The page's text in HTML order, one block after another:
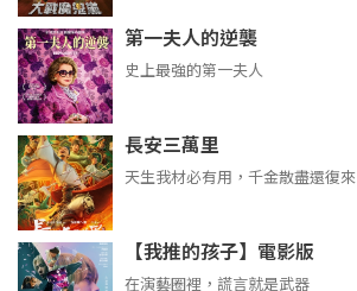
第一夫人的逆襲
史上最強的第一夫人
長安三萬里
天生我材必有用，千金散盡還復來
【我推的孩子】電影版
在演藝圈裡，謊言就是武器